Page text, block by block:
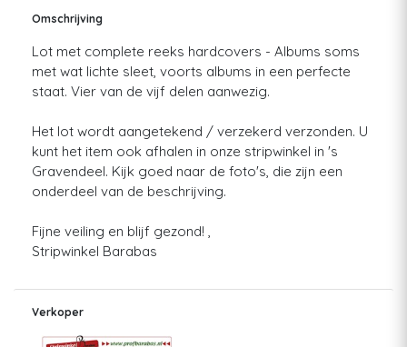
Omschrijving
Lot met complete reeks hardcovers - Albums soms
met wat lichte sleet, voorts albums in een perfecte
staat. Vier van de vijf delen aanwezig.
Het lot wordt aangetekend / verzekerd verzonden. U
kunt het item ook afhalen in onze stripwinkel in 's
Gravendeel. Kijk goed naar de foto's, die zijn een
onderdeel van de beschrijving.
Fijne veiling en blijf gezond! ,
Stripwinkel Barabas
Verkoper